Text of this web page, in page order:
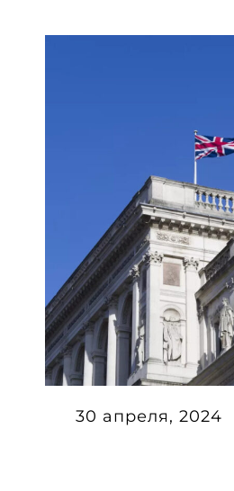
30 апреля, 2024